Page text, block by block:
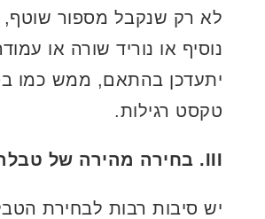
לא רק שנקבל מספור
נוסיף או נוריד שורה או
יתעדכן בהתאם, ממש כמו
טקסט רגילות.
III. בחירה מהירה של טבלה
יש סיבות רבות לבחירת